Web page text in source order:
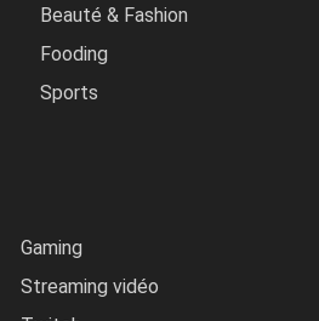
Beauté & Fashion
Fooding
Sports
Gaming
Streaming vidéo